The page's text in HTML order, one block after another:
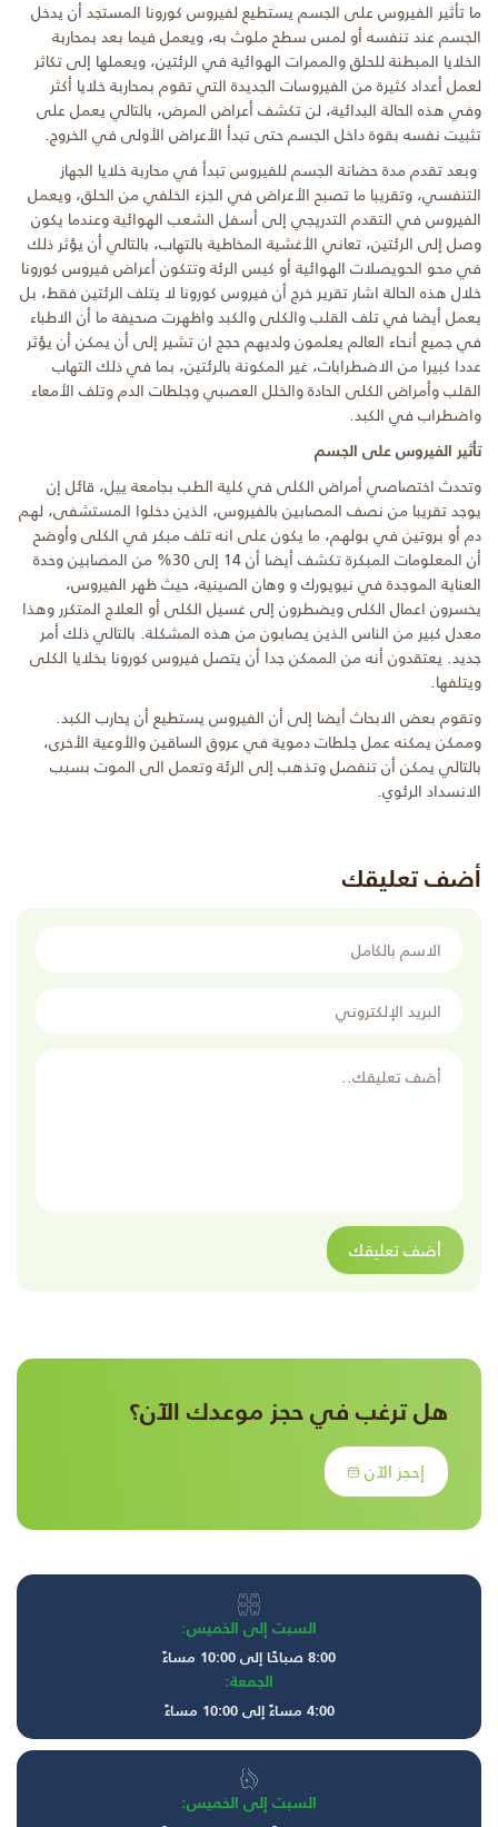
ما تأثير الفيروس على الجسم يستطيع لفيروس كورونا المستجد أن يدخل
الجسم عند تنفسه أو لمس سطح ملوث به، ويعمل فيما بعد بمحاربة
الخلايا المبطنة للحلق والممرات الهوائية في الرئتين، ويعملها إلى تكاثر
لعمل أعداد كثيرة من الفيروسات الجديدة التي تقوم بمحاربة خلايا أكثر
وفي هذه الحالة البدائية، لن تكشف أعراض المرض، بالتالي يعمل على
تثبيت نفسه بقوة داخل الجسم حتى تبدأ الأعراض الأولى في الخروج.
وبعد تقدم مدة حضانة الجسم للفيروس تبدأ في محاربة خلايا الجهاز
التنفسي، وتقريبا ما تصبح الأعراض في الجزء الخلفي من الحلق، ويعمل
الفيروس في التقدم التدريجي إلى أسفل الشعب الهوائية وعندما يكون
وصل إلى الرئتين، تعاني الأغشية المخاطية بالتهاب، بالتالي أن يؤثر ذلك
في محو الحويصلات الهوائية أو كيس الرئة وتتكون أعراض فيروس كورونا
خلال هذه الحالة اشار تقرير خرج أن فيروس كورونا لا يتلف الرئتين فقط، بل
يعمل أيضا في تلف القلب والكلى والكبد واظهرت صحيفة ما أن الاطباء
في جميع أنحاء العالم يعلمون ولديهم حجج ان تشير إلى أن يمكن أن يؤثر
عددا كبيرا من الاضطرابات، غير المكونة بالرئتين، بما في ذلك التهاب
القلب وأمراض الكلى الحادة والخلل العصبي وجلطات الدم وتلف الأمعاء
واضطراب في الكبد.
تأثير الفيروس على الجسم
وتحدث اختصاصي أمراض الكلى في كلية الطب بجامعة ييل، قائل إن
يوجد تقريبا من نصف المصابين بالفيروس، الذين دخلوا المستشفى، لهم
دم أو بروتين في بولهم، ما يكون على انه تلف مبكر في الكلى وأوضح
أن المعلومات المبكرة تكشف أيضا أن 14 إلى 30% من المصابين وحدة
العناية الموجدة في نيويورك و وهان الصينية، حيث ظهر الفيروس،
يخسرون اعمال الكلى ويضطرون إلى غسيل الكلى أو العلاج المتكرر وهذا
معدل كبير من الناس الذين يصابون من هذه المشكلة. بالتالي ذلك أمر
جديد. يعتقدون أنه من الممكن جدا أن يتصل فيروس كورونا بخلايا الكلى
ويتلفها.
وتقوم بعض الابحاث أيضا إلى أن الفيروس يستطيع أن يحارب الكبد.
وممكن يمكنه عمل جلطات دموية في عروق الساقين والأوعية الأخرى،
بالتالي يمكن أن تنفصل وتذهب إلى الرئة وتعمل الى الموت بسبب
الانسداد الرئوي.
أضف تعليقك
أضف تعليقك
هل ترغب في حجز موعدك الآن؟
إحجز الآن
السبت إلى الخميس:
8:00 صباحًا إلى 10:00 مساءً
الجمعة:
4:00 مساءً إلى 10:00 مساءً
السبت إلى الخميس: